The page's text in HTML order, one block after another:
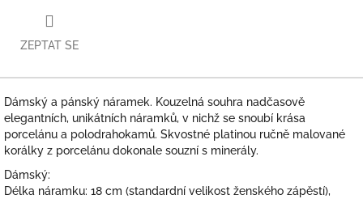
ZEPTAT SE
Dámský a pánský náramek. Kouzelná souhra nadčasově
elegantních, unikátních náramků, v nichž se snoubí krása
porcelánu a polodrahokamů. Skvostné platinou ručně malované
korálky z porcelánu dokonale souzní s minerály.
Dámský:
Délka náramku: 18 cm (standardní velikost ženského zápěstí),